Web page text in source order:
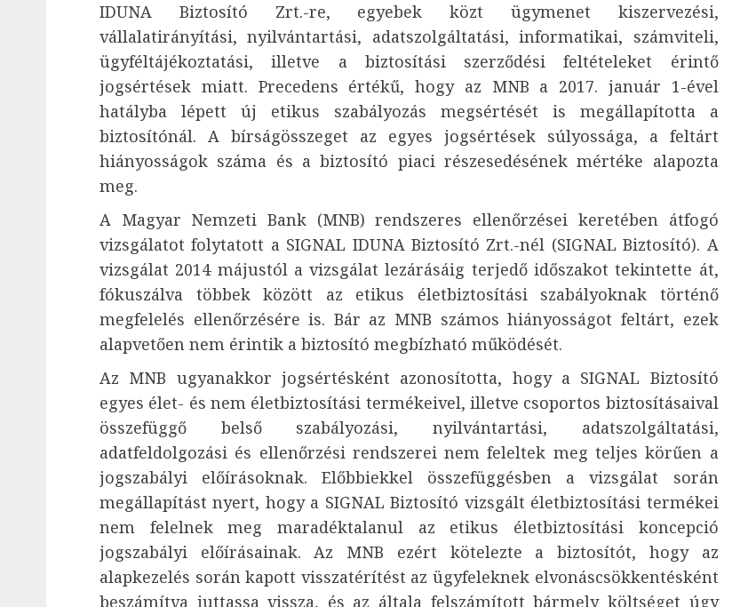
IDUNA Biztosító Zrt.-re, egyebek közt ügymenet kiszervezési,
vállalatirányítási, nyilvántartási, adatszolgáltatási, informatikai, számviteli,
ügyféltájékoztatási, illetve a biztosítási szerződési feltételeket érintő
jogsértések miatt. Precedens értékű, hogy az MNB a 2017. január 1-ével
hatályba lépett új etikus szabályozás megsértését is megállapította a
biztosítónál. A bírságösszeget az egyes jogsértések súlyossága, a feltárt
hiányosságok száma és a biztosító piaci részesedésének mértéke alapozta
meg.
A Magyar Nemzeti Bank (MNB) rendszeres ellenőrzései keretében átfogó
vizsgálatot folytatott a SIGNAL IDUNA Biztosító Zrt.-nél (SIGNAL Biztosító). A
vizsgálat 2014 májustól a vizsgálat lezárásáig terjedő időszakot tekintette át,
fókuszálva többek között az etikus életbiztosítási szabályoknak történő
megfelelés ellenőrzésére is. Bár az MNB számos hiányosságot feltárt, ezek
alapvetően nem érintik a biztosító megbízható működését.
Az MNB ugyanakkor jogsértésként azonosította, hogy a SIGNAL Biztosító
egyes élet- és nem életbiztosítási termékeivel, illetve csoportos biztosításaival
összefüggő belső szabályozási, nyilvántartási, adatszolgáltatási,
adatfeldolgozási és ellenőrzési rendszerei nem feleltek meg teljes körűen a
jogszabályi előírásoknak. Előbbiekkel összefüggésben a vizsgálat során
megállapítást nyert, hogy a SIGNAL Biztosító vizsgált életbiztosítási termékei
nem felelnek meg maradéktalanul az etikus életbiztosítási koncepció
jogszabályi előírásainak. Az MNB ezért kötelezte a biztosítót, hogy az
alapkezelés során kapott visszatérítést az ügyfeleknek elvonáscsökkentésként
beszámítva juttassa vissza, és az általa felszámított bármely költséget úgy